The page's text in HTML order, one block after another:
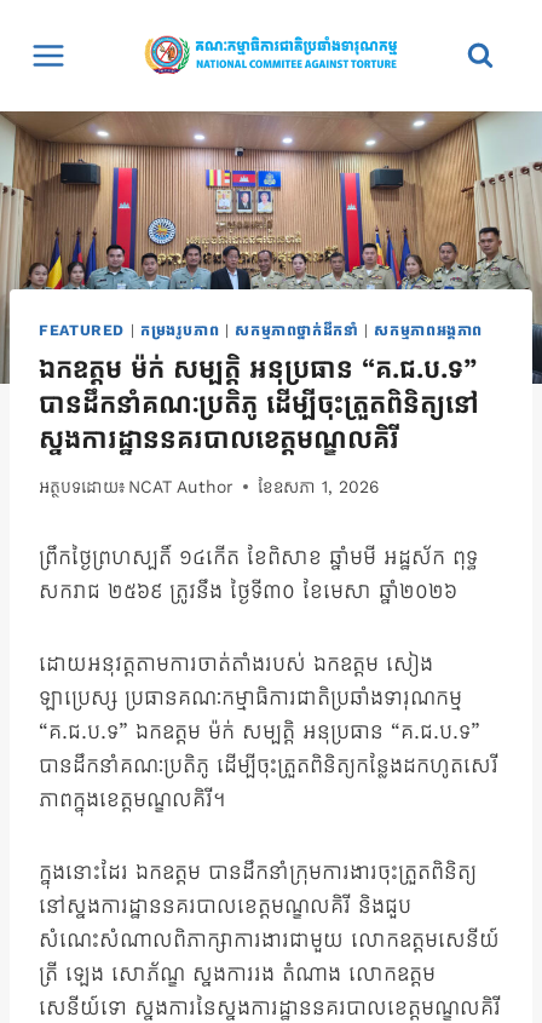
FEATURED | កម្រងរូបភាព | សកម្មភាពថ្នាក់ដឹកនាំ | សកម្មភាពអង្គភាព
ឯកឧត្តម ម៉ក់ សម្បត្តិ អនុប្រធាន “គ.ជ.ប.ទ”
បានដឹកនាំគណៈប្រតិភូ ដើម្បីចុះត្រួតពិនិត្យនៅ
ស្នងការដ្ឋាននគរបាលខេត្តមណ្ឌលគិរី
អត្ថបទដោយ៖ NCAT Author ខែ​ឧសភា 1, 2026
ព្រឹកថ្ងៃព្រហស្បតិ៍ ១៤កើត ខែពិសាខ ឆ្នាំមមី អដ្ឋស័ក ពុទ្ធ
សករាជ ២៥៦៩ ត្រូវនឹង ថ្ងៃទី៣០ ខែមេសា ឆ្នាំ២០២៦
ដោយអនុវត្តតាមការចាត់តាំងរបស់ ឯកឧត្តម សៀង
ឡាប្រេស្ស ប្រធានគណៈកម្មាធិការជាតិប្រឆាំងទារុណកម្ម
“គ.ជ.ប.ទ” ឯកឧត្តម ម៉ក់ សម្បត្តិ អនុប្រធាន “គ.ជ.ប.ទ”
បានដឹកនាំគណៈប្រតិភូ ដើម្បីចុះត្រួតពិនិត្យកន្លែងដកហូតសេរី
ភាពក្នុងខេត្តមណ្ឌលគិរី។
ក្នុងនោះដែរ ឯកឧត្តម បានដឹកនាំក្រុមការងារចុះត្រួតពិនិត្យ
នៅស្នងការដ្ឋាននគរបាលខេត្តមណ្ឌលគិរី និងជួប
សំណេះសំណាលពិភាក្សាការងារជាមួយ លោកឧត្តមសេនីយ៍
ត្រី ឡេង សោភ័ណ្ឌ ស្នងការរង តំណាង លោកឧត្តម
សេនីយ៍ទោ ស្នងការនៃស្នងការដ្ឋាននគរបាលខេត្តមណ្ឌលគិរី